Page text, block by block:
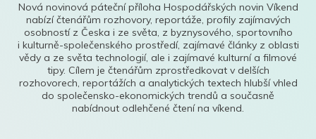
Nová novinová páteční příloha Hospodářských novin Víkend
nabízí čtenářům rozhovory, reportáže, profily zajímavých
osobností z Česka i ze světa, z byznysového, sportovního
i kulturně-společenského prostředí, zajímavé články z oblasti
vědy a ze světa technologií, ale i zajímavé kulturní a filmové
tipy. Cílem je čtenářům zprostředkovat v delších
rozhovorech, reportážích a analytických textech hlubší vhled
do společensko-ekonomických trendů a současně
nabídnout odlehčené čtení na víkend.